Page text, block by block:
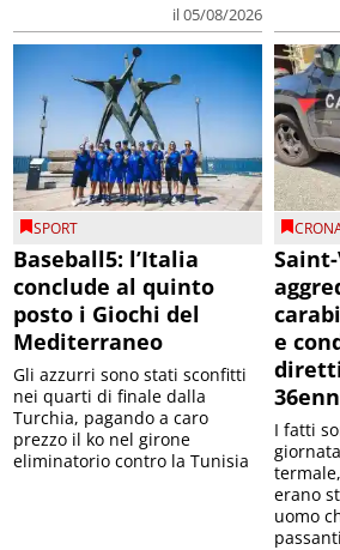
il 05/08/2026
SPORT
Baseball5: l’Italia
conclude al quinto
posto i Giochi del
Mediterraneo
Gli azzurri sono stati sconfitti
nei quarti di finale dalla
Turchia, pagando a caro
prezzo il ko nel girone
eliminatorio contro la Tunisia
e
I fatti
erano
uomo